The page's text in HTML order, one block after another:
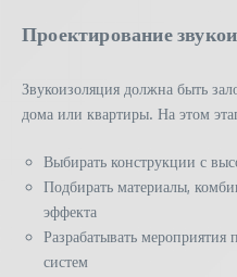
Проектирование
Звукоизоляция должна быть
дома или квартиры. На этом
Выбирать конструкции с
Подбирать материалы,
эффекта
Разрабатывать
систем